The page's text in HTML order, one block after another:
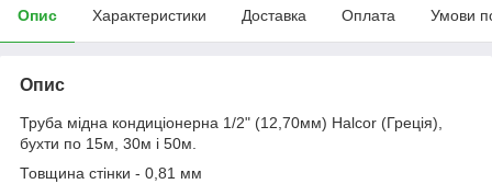
Опис Характеристики Доставка Оплата Умови
Опис
Труба мідна кондиціонерна 1/2" (12,70мм) Halcor (Греція),
бухти по 15м, 30м і 50м.
Товщина стінки - 0,81 мм